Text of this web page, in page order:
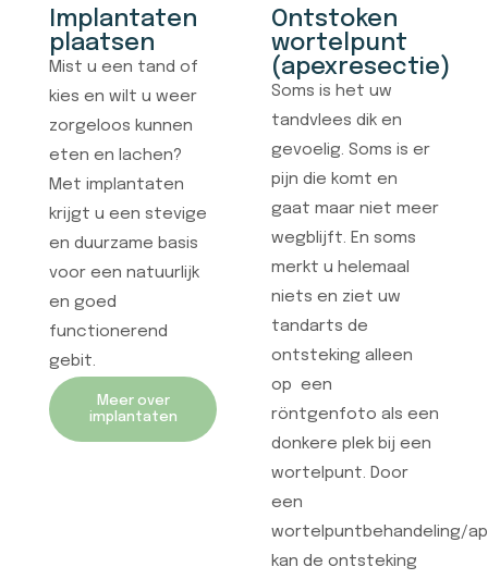
Implantaten
plaatsen
Mist u een tand of
kies en wilt u weer
zorgeloos kunnen
eten en lachen?
Met implantaten
krijgt u een stevige
en duurzame basis
voor een natuurlijk
en goed
functionerend
gebit.
Meer over
implantaten
Ontstoken
wortelpunt
(apexresectie)
Soms is het uw
tandvlees dik en
gevoelig. Soms is er
pijn die komt en
gaat maar niet meer
wegblijft. En soms
merkt u helemaal
niets en ziet uw
tandarts de
ontsteking alleen
op een
röntgenfoto als een
donkere plek bij een
wortelpunt. Door
een
wortelpuntbehandeling/
kan de ontsteking